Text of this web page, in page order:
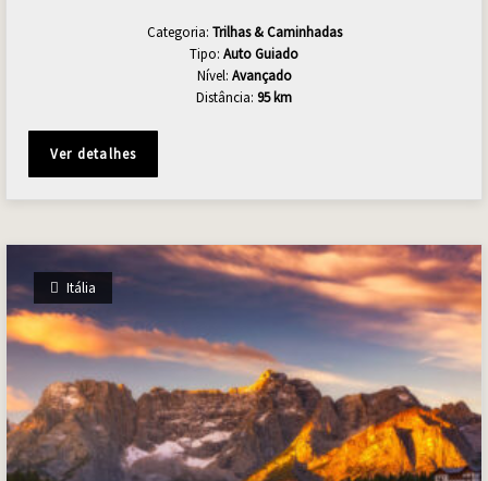
Categoria: Trilhas & Caminhadas
Tipo: Auto Guiado
Nível: Avançado
Distância: 95 km
Ver detalhes
Itália